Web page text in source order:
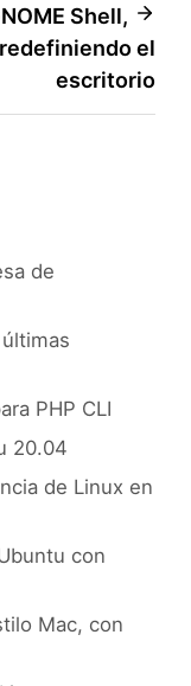
Shell,
redefiniendo el
escritorio
de
PHP CLI
20.04
de Linux en
con
Mac, con